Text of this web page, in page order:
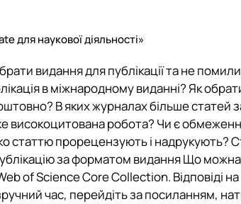
для наукової діяльності»
видання для публікації та не
в міжнародному виданні? Як
В яких журналах більше статей
високоцитована робота? Чи є
статтю прорецензують і надрукують?
за форматом видання Що можна/
of Science Core Collection. Відповіді
час, перейдіть за посиланням,